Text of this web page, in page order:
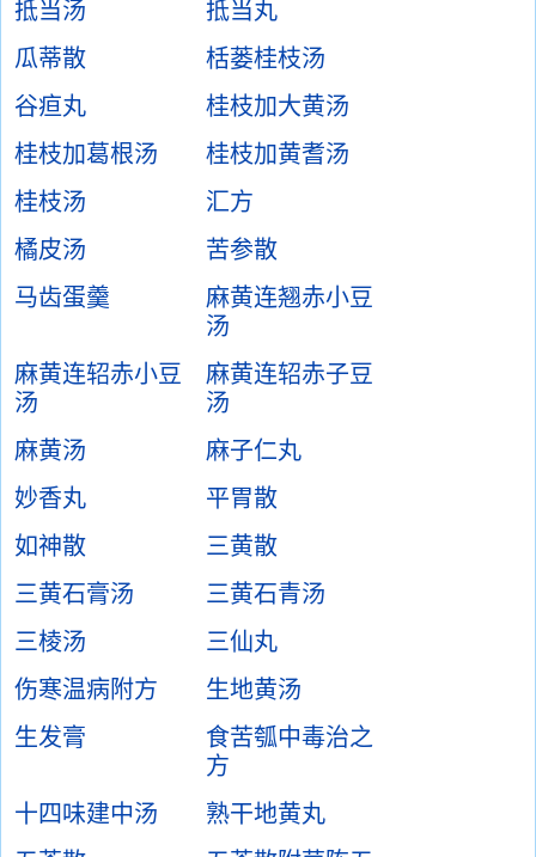
抵当汤
抵当丸
瓜蒂散
栝蒌桂枝汤
谷疸丸
桂枝加大黄汤
桂枝加葛根汤
桂枝加黄耆汤
桂枝汤
汇方
橘皮汤
苦参散
马齿蛋羹
麻黄连翘赤小豆
汤
麻黄连轺赤小豆
汤
麻黄连轺赤子豆
汤
麻黄汤
麻子仁丸
妙香丸
平胃散
如神散
三黄散
三黄石膏汤
三黄石青汤
三棱汤
三仙丸
伤寒温病附方
生地黄汤
生发膏
食苦瓠中毒治之
方
十四味建中汤
熟干地黄丸